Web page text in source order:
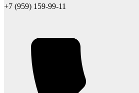
+7 (959) 159-99-11